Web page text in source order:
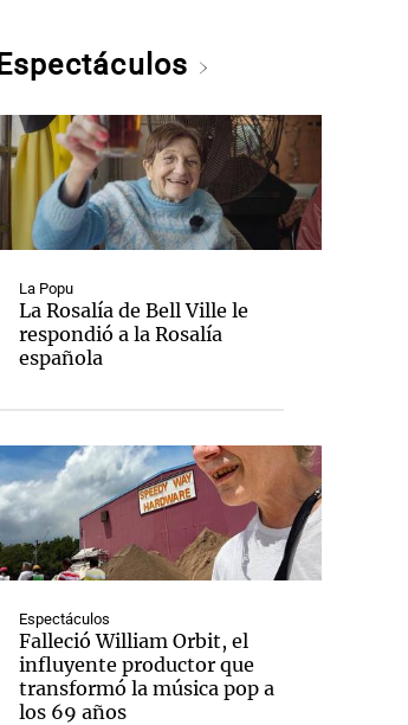
Espectáculos
La Popu
La Rosalía de Bell Ville le
respondió a la Rosalía
española
Espectáculos
Falleció William Orbit, el
influyente productor que
transformó la música pop a
los 69 años
Notas